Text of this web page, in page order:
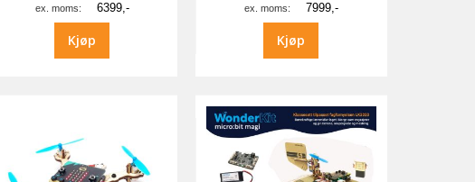
6399,-
Kjøp
7999,-
Kjøp